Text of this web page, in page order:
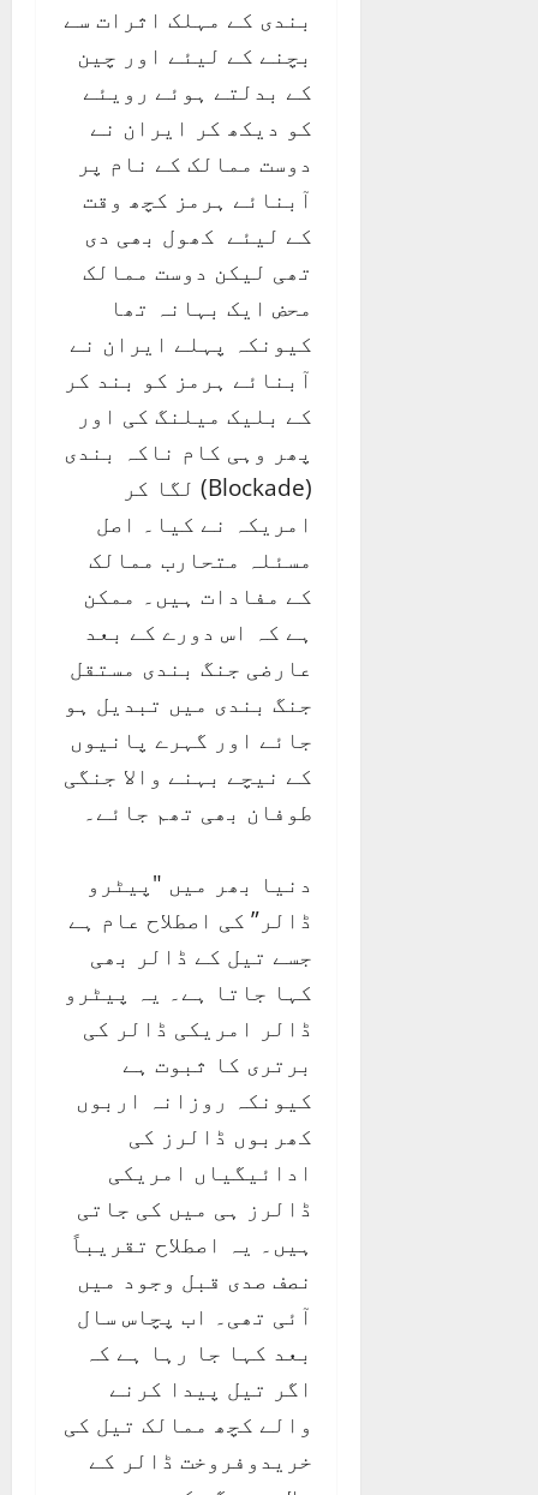
بندی کے مہلک اثرات سے
بچنے کے لیئے اور چین
کے بدلتے ہوئے رویئے
کو دیکھ کر ایران نے
دوست ممالک کے نام پر
آبنائے ہرمز کچھ وقت
کے لیئے کھول بھی دی
تھی لیکن دوست ممالک
محض ایک بہانہ تھا
کیونکہ پہلے ایران نے
آبنائے ہرمز کو بند کر
کے بلیک میلنگ کی اور
پھر وہی کام ناکہ بندی
(Blockade) لگا کر
امریکہ نے کیا۔ اصل
مسئلہ متحارب ممالک
کے مفادات ہیں۔ ممکن
ہے کہ اس دورے کے بعد
عارضی جنگ بندی مستقل
جنگ بندی میں تبدیل ہو
جائے اور گہرے پانیوں
کے نیچے بہنے والا جنگی
طوفان بھی تھم جائے۔
دنیا بھر میں "پیٹرو
ڈالر” کی اصطلاح عام ہے
جسے تیل کے ڈالر بھی
کہا جاتا ہے۔ یہ پیٹرو
ڈالر امریکی ڈالر کی
برتری کا ثبوت ہے
کیونکہ روزانہ اربوں
کھربوں ڈالرز کی
ادائیگیاں امریکی
ڈالرز ہی میں کی جاتی
ہیں۔ یہ اصطلاح تقریباً
نصف صدی قبل وجود میں
آئی تھی۔ اب پچاس سال
بعد کہا جا رہا ہے کہ
اگر تیل پیدا کرنے
والے کچھ ممالک تیل کی
خریدوفروخت ڈالر کے